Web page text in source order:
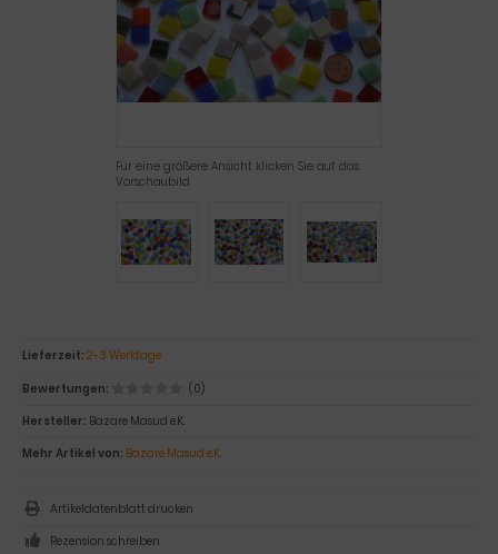
Für eine größere Ansicht klicken Sie auf das
Vorschaubild
Lieferzeit: 2-3 Werktage
Bewertungen:
(0)
Hersteller: Bazare Masud e.K.
Mehr Artikel von: Bazare Masud e.K.
Artikeldatenblatt drucken
Rezension schreiben